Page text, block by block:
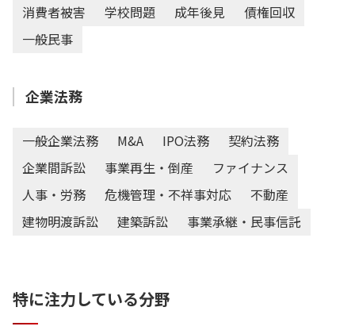
消費者被害
学校問題 成年後見
債権回収
一般民事
企業法務
一般企業法務 M&A IPO法務
契約法務
企業間訴訟
事業再生・倒産
ファイナンス
人事・労務
危機管理・不祥事対応
不動産
建物明渡訴訟
建築訴訟 事業承継・民事信託
特に注力している分野